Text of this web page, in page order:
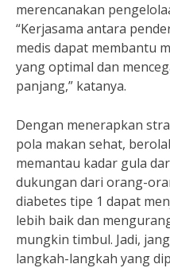
merencanakan
“Kerjasama antara
medis dapat membantu
yang optimal dan
panjang,” katanya.
Dengan menerapkan
pola makan sehat,
memantau kadar gula
dukungan dari orang-
diabetes tipe 1 dapat
lebih baik dan
mungkin timbul. Jadi,
langkah-langkah yang